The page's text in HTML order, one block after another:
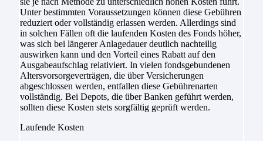
Unter bestimmten Voraussetzungen können diese Gebühren
reduziert oder vollständig erlassen werden. Allerdings sind
in solchen Fällen oft die laufenden Kosten des Fonds höher,
was sich bei längerer Anlagedauer deutlich nachteilig
auswirken kann und den Vorteil eines Rabatt auf den
Ausgabeaufschlag relativiert. In vielen fondsgebundenen
Altersvorsorgeverträgen, die über Versicherungen
abgeschlossen werden, entfallen diese Gebührenarten
vollständig. Bei Depots, die über Banken geführt werden,
sollten diese Kosten stets sorgfältig geprüft werden.
Laufende Kosten